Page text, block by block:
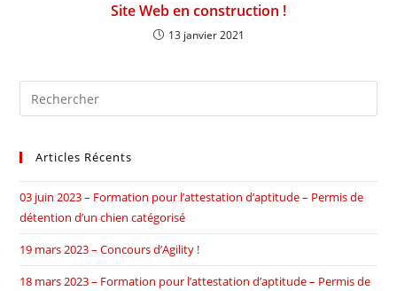
Site Web en construction !
13 janvier 2021
Articles Récents
03 juin 2023 – Formation pour l’attestation d’aptitude – Permis de
détention d’un chien catégorisé
19 mars 2023 – Concours d’Agility !
18 mars 2023 – Formation pour l’attestation d’aptitude – Permis de